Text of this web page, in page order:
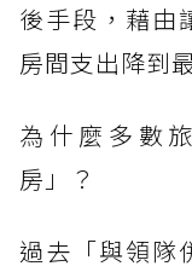
後手段，藉由
房間支出降到
為什麼多數
房」？
過去「與領隊